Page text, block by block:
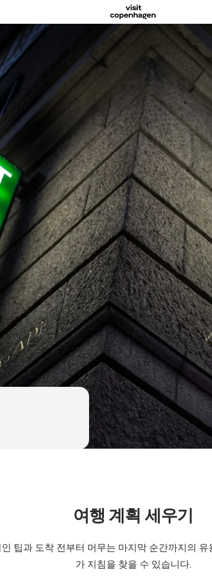
여행 계획 세우기
팁과 도착 전부터 머무는 마지막 순간까지의
가 지침을 찾을 수 있습니다.